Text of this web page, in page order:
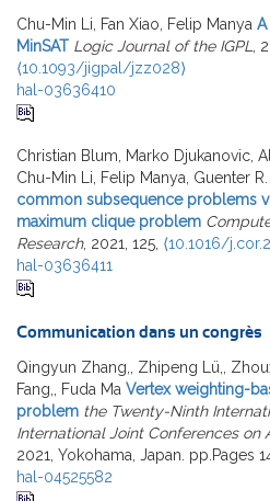
Chu-Min Li, Fan Xiao, Felip Manya
MinSAT Logic Journal of the IGPL
,
⟨10.1093/jigpal/jzz028⟩
hal-03636410
Christian Blum, Marko Djukanovic,
Chu-Min Li, Felip Manya, Guenter R.
common subsequence problems
maximum clique problem
Research, 2021, 125, ⟨10.1016/
hal-03636411
Communication dans un congrès
Qingyun Zhang,, Zhipeng Lü,,
Fang,, Fuda Ma Vertex weighting-
problem the Twenty-Ninth
International Joint Conferences on
2021, Yokohama, Japan. pp.Pages
hal-04525582